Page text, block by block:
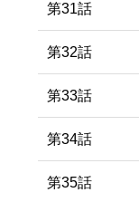
第31話
第32話
第33話
第34話
第35話